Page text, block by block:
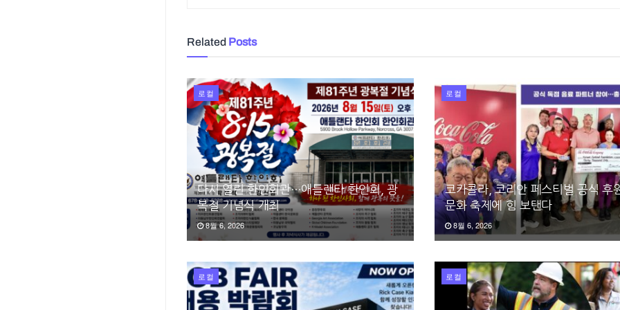
Related Posts
로컬
다시 열린 한인회관…애틀랜타 한인회, 광
복절 기념식 개최
8월 6, 2026
로컬
코카콜라, 코리안 페스티벌 공식 후
문화 축제에 힘 보탠다
8월 6, 2026
로컬 로컬